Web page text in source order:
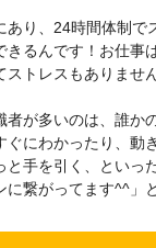
り、24時間体制で
きるんです！お仕事
トレスもありません
が多いのは、誰か
ぐにわかったり、動
と手を引く、とい
に繋がってます^^」